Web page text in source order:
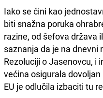
Iako se čini kao
biti snažna poruka
razine, od šefova država
saznanja da je na dnevni
Rezoluciji o Jasenovcu, i
većina osigurala
EU je odlučila izbaciti tu